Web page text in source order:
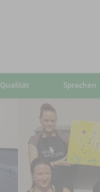
Qualität Sprachen